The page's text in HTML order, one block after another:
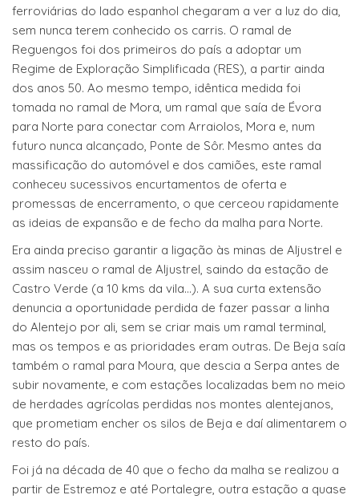
ferroviárias do lado espanhol chegaram a ver a luz do dia,
sem nunca terem conhecido os carris. O ramal de
Reguengos foi dos primeiros do país a adoptar um
Regime de Exploração Simplificada (RES), a partir ainda
dos anos 50. Ao mesmo tempo, idêntica medida foi
tomada no ramal de Mora, um ramal que saía de Évora
para Norte para conectar com Arraiolos, Mora e, num
futuro nunca alcançado, Ponte de Sôr. Mesmo antes da
massificação do automóvel e dos camiões, este ramal
conheceu sucessivos encurtamentos de oferta e
promessas de encerramento, o que cerceou rapidamente
as ideias de expansão e de fecho da malha para Norte.
Era ainda preciso garantir a ligação às minas de Aljustrel e
assim nasceu o ramal de Aljustrel, saindo da estação de
Castro Verde (a 10 kms da vila…). A sua curta extensão
denuncia a oportunidade perdida de fazer passar a linha
do Alentejo por ali, sem se criar mais um ramal terminal,
mas os tempos e as prioridades eram outras. De Beja saía
também o ramal para Moura, que descia a Serpa antes de
subir novamente, e com estações localizadas bem no meio
de herdades agrícolas perdidas nos montes alentejanos,
que prometiam encher os silos de Beja e daí alimentarem o
resto do país.
Foi já na década de 40 que o fecho da malha se realizou a
partir de Estremoz e até Portalegre, outra estação a quase